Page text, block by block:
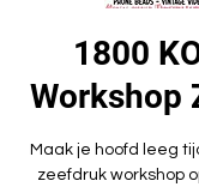
1800
Workshop
Maak je hoofd leeg
zeefdruk workshop